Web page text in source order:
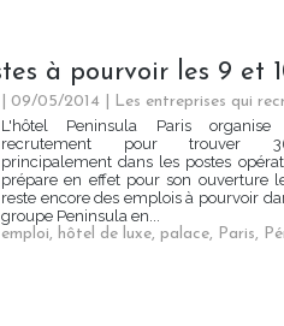
à pourvoir les 9 et
| 09/05/2014
Les entreprises qui
L'hôtel Peninsula Paris
recrutement pour trouver
principalement dans les postes
prépare en effet pour son ouverture
reste encore des emplois à pourvoir
groupe Peninsula en...
emploi, hôtel de luxe, palace, Paris,